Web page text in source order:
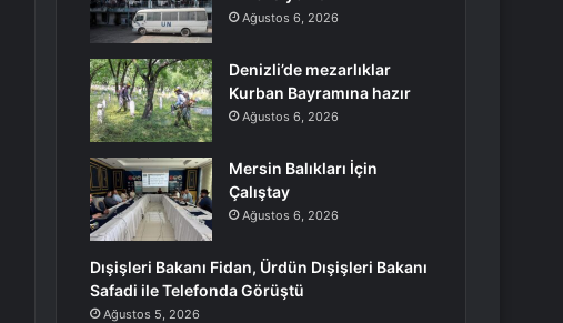
Ağustos 6, 2026
Denizli’de mezarlıklar
Kurban Bayramına hazır
Ağustos 6, 2026
Mersin Balıkları İçin
Çalıştay
Ağustos 6, 2026
Dışişleri Bakanı Fidan, Ürdün Dışişleri Bakanı
Safadi ile Telefonda Görüştü
Ağustos 5, 2026